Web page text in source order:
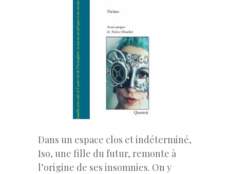
Dans un espace clos et indéterminé,
Iso, une fille du futur, remonte à
l’origine de ses insomnies. On y